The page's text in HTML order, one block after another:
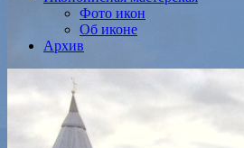
Фото икон
Об иконе
Архив